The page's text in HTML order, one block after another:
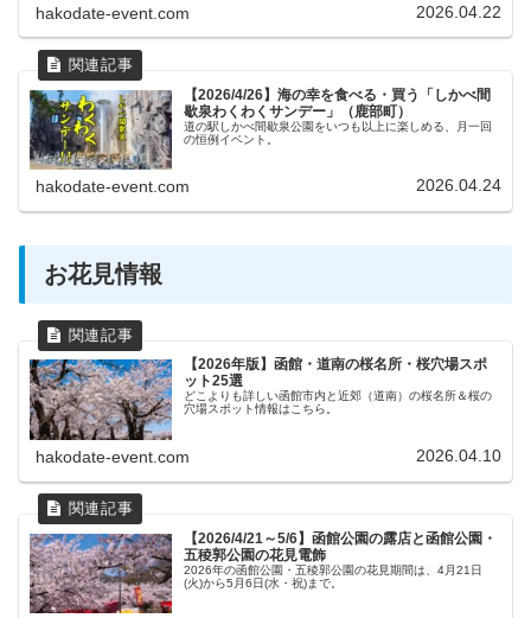
hakodate-event.com 2026.04.22
【2026/4/26】海の幸を食べる・買う「しかべ間
歇泉わくわくサンデー」（鹿部町）
道の駅しかべ間歇泉公園をいつも以上に楽しめる、月一回
の恒例イベント。
hakodate-event.com 2026.04.24
お花見情報
【2026年版】函館・道南の桜名所・桜穴場スポ
ット25選
どこよりも詳しい函館市内と近郊（道南）の桜名所＆桜の
穴場スポット情報はこちら。
hakodate-event.com 2026.04.10
【2026/4/21～5/6】函館公園の露店と函館公園・
五稜郭公園の花見電飾
2026年の函館公園・五稜郭公園の花見期間は、4月21日
(火)から5月6日(水・祝)まで。